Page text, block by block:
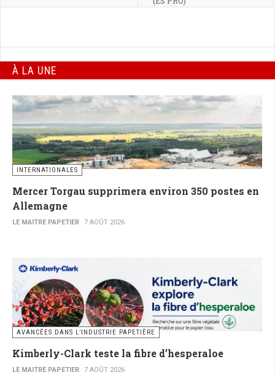
À LA UNE
INTERNATIONALES
Mercer Torgau supprimera environ 350 postes en
Allemagne
LE MAITRE PAPETIER 7 AOÛT 2026
AVANCÉES DANS L’INDUSTRIE PAPETIÈRE
Kimberly-Clark teste la fibre d’hesperaloe
LE MAITRE PAPETIER 7 AOÛT 2026